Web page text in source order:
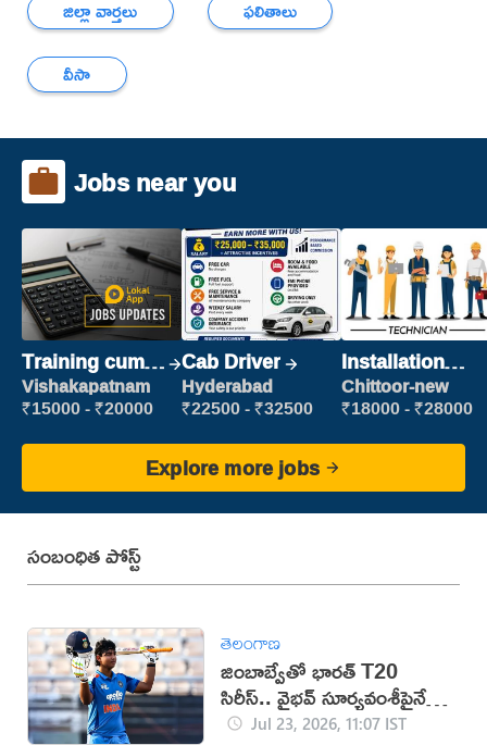
జిల్లా వార్తలు
ఫలితాలు
వీసా
Jobs near you
Training cum
Placement
Vishakapatnam
₹15000 - ₹20000
Cab Driver
Hyderabad
₹22500 - ₹32500
Installation
Engineer/
Helper
Chittoor-new
₹18000 - ₹28000
Explore more jobs
సంబంధిత పోస్ట్
తెలంగాణ
జింబాబ్వేతో భారత్ T20
సిరీస్.. వైభవ్ సూర్యవంశీపైనే
దృష్టిJul 23, 2026, 11:07 IST